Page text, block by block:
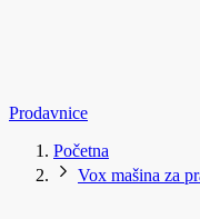
Prodavnice
Početna
Vox mašina za